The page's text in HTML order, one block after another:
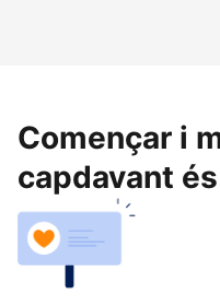
Començar i
capdavant